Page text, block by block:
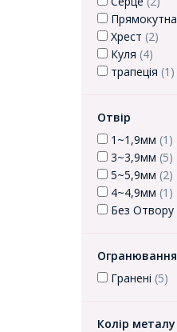
Прямокутна
Хрест (2)
Куля (4)
трапеція (1)
Отвір
1~1,9мм (1)
3~3,9мм (5)
5~5,9мм (2)
4~4,9мм (1)
Без Отвору
Огранювання
Гранені (5)
Колір металу